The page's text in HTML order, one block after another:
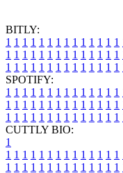
BITLY:
1 1 1 1 1 1 1 1 1 1 1 1 1 1
1 1 1 1 1 1 1 1 1 1 1 1 1 1
1 1 1 1 1 1 1 1 1 1 1 1 1 1
SPOTIFY:
1 1 1 1 1 1 1 1 1 1 1 1 1 1
1 1 1 1 1 1 1 1 1 1 1 1 1 1
1 1 1 1 1 1 1 1 1 1 1 1 1 1
CUTTLY BIO:
1
1 1 1 1 1 1 1 1 1 1 1 1 1 1
1 1 1 1 1 1 1 1 1 1 1 1 1 1